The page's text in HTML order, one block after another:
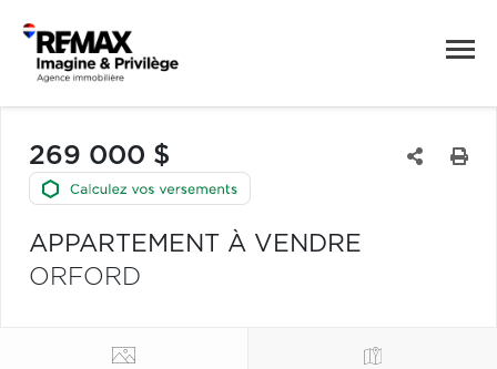
269 000 $
APPARTEMENT À VENDRE
ORFORD